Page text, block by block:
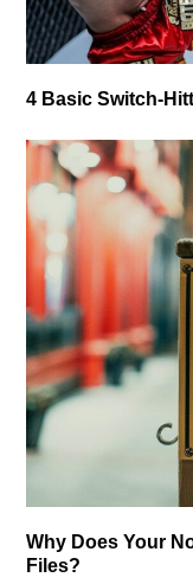
4 Basic Switch-
Why Does Your
Files?